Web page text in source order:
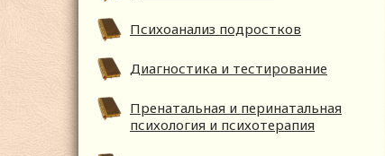
Психоанализ подростков
Диагностика и тестирование
Пренатальная и перинатальная
психология и психотерапия